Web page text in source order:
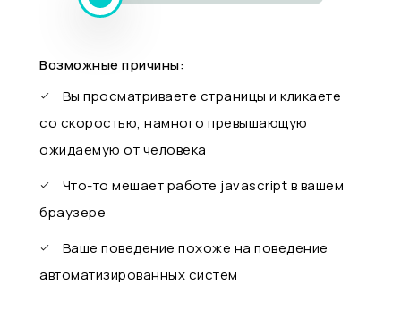
Возможные причины:
Вы просматриваете страницы и кликаете
со скоростью, намного превышающую
ожидаемую от человека
Что-то мешает работе javascript в вашем
браузере
Ваше поведение похоже на поведение
автоматизированных систем